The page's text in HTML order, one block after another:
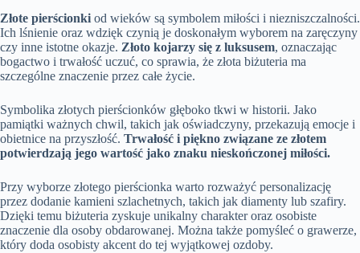
Złote pierścionki od wieków są symbolem miłości i niezniszczalności.
Ich lśnienie oraz wdzięk czynią je doskonałym wyborem na zaręczyny
czy inne istotne okazje. Złoto kojarzy się z luksusem, oznaczając
bogactwo i trwałość uczuć, co sprawia, że złota biżuteria ma
szczególne znaczenie przez całe życie.
Symbolika złotych pierścionków głęboko tkwi w historii. Jako
pamiątki ważnych chwil, takich jak oświadczyny, przekazują emocje i
obietnice na przyszłość. Trwałość i piękno związane ze złotem
potwierdzają jego wartość jako znaku nieskończonej miłości.
Przy wyborze złotego pierścionka warto rozważyć personalizację
przez dodanie kamieni szlachetnych, takich jak diamenty lub szafiry.
Dzięki temu biżuteria zyskuje unikalny charakter oraz osobiste
znaczenie dla osoby obdarowanej. Można także pomyśleć o grawerze,
który doda osobisty akcent do tej wyjątkowej ozdoby.